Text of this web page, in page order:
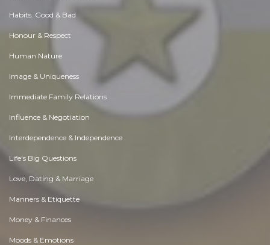
Habits. Good & Bad
Honour & Respect
Human Nature
Image & Uniqueness
Immediate Family Relations
Influence & Negotiation
Interdependence & Independence
Life's Big Questions
Love, Dating & Marriage
Manners & Etiquette
Money & Finances
Moods & Emotions